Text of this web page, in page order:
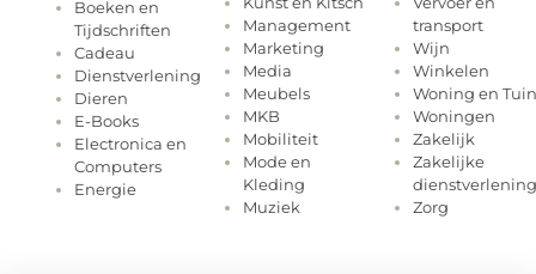
Boeken en
Tijdschriften
Cadeau
Dienstverlening
Dieren
E-Books
Electronica en
Computers
Energie
Management
Marketing
Media
Meubels
MKB
Mobiliteit
Mode en
Kleding
Muziek
transport
Wijn
Winkelen
Woning en Tuin
Woningen
Zakelijk
Zakelijke
dienstverlening
Zorg